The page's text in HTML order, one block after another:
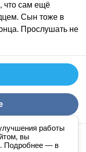
работы
вы
Подробнее — в
что сам ещё
Сын тоже в
Прослушать не
в ухе